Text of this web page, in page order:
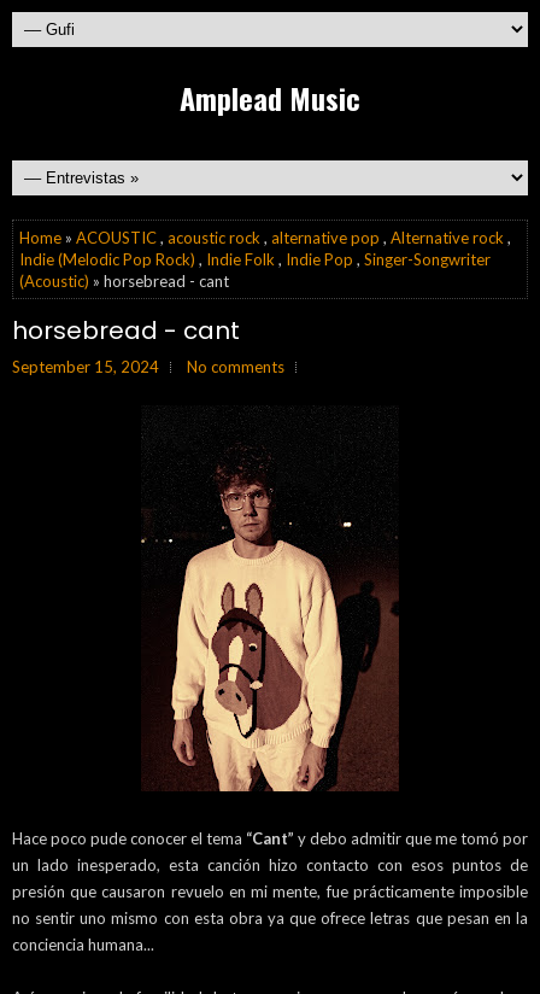
Amplead Music
Home » ACOUSTIC, acoustic rock , alternative pop , Alternative rock ,
Indie (Melodic Pop Rock) , Indie Folk , Indie Pop , Singer-Songwriter
(Acoustic) » horsebread - cant
horsebread - cant
September 15, 2024 No comments
Hace poco pude conocer el tema “Cant” y debo admitir que me tomó por
un lado inesperado, esta canción hizo contacto con esos puntos de
presión que causaron revuelo en mi mente, fue prácticamente imposible
no sentir uno mismo con esta obra ya que ofrece letras que pesan en la
conciencia humana...